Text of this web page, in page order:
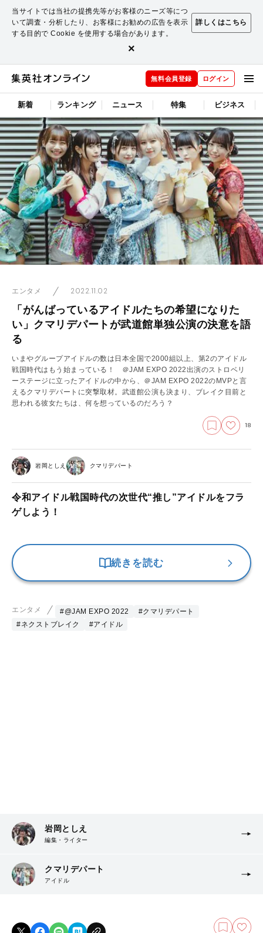
当サイトでは当社の提携先等がお客様のニーズ等につ
いて調査・分析したり、お客様にお勧めの広告を表示
する目的で Cookie を使用する場合があります。
詳しくはこちら
×
無料会員登録 ログイン
新着 ランキング ニュース 特集 ビジネス
エンタメ 2022.11.02
「がんばっているアイドルたちの希望になりた
い」クマリデパートが武道館単独公演の決意を語
る
いまやグループアイドルの数は日本全国で2000組以上、第2のアイドル
戦国時代はもう始まっている！ ＠JAM EXPO 2022出演のストロベリ
ーステージに立ったアイドルの中から、＠JAM EXPO 2022のMVPと言
えるクマリデパートに突撃取材。武道館公演も決まり、ブレイク目前と
思われる彼女たちは、何を想っているのだろう？
18
岩岡としえ クマリデパート
令和アイドル戦国時代の次世代“推し”アイドルをフラ
ゲしよう！
続きを読む
エンタメ #@JAM EXPO 2022
#クマリデパート
#ネクストブレイク
#アイドル
岩岡としえ
編集・ライター
クマリデパート
アイドル